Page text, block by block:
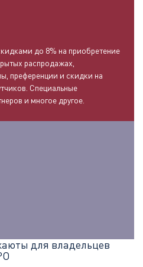
до 8% на приобретение
распродажах,
преференции и скидки на
Специальные
и многое другое.
для владельцев